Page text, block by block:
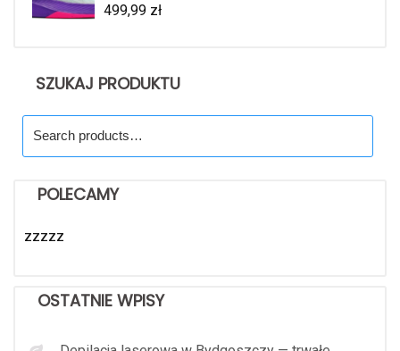
499,99 zł
SZUKAJ PRODUKTU
for:
POLECAMY
zzzzz
OSTATNIE WPISY